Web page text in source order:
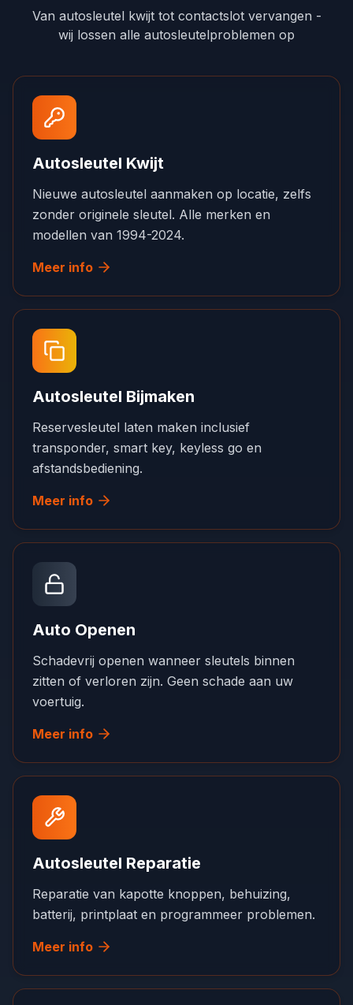
Van autosleutel kwijt tot contactslot vervangen -
wij lossen alle autosleutelproblemen op
Autosleutel Kwijt
Nieuwe autosleutel aanmaken op locatie, zelfs
zonder originele sleutel. Alle merken en
modellen van 1994-2024.
Meer info
Autosleutel Bijmaken
Reservesleutel laten maken inclusief
transponder, smart key, keyless go en
afstandsbediening.
Meer info
Auto Openen
Schadevrij openen wanneer sleutels binnen
zitten of verloren zijn. Geen schade aan uw
voertuig.
Meer info
Autosleutel Reparatie
Reparatie van kapotte knoppen, behuizing,
batterij, printplaat en programmeer problemen.
Meer info